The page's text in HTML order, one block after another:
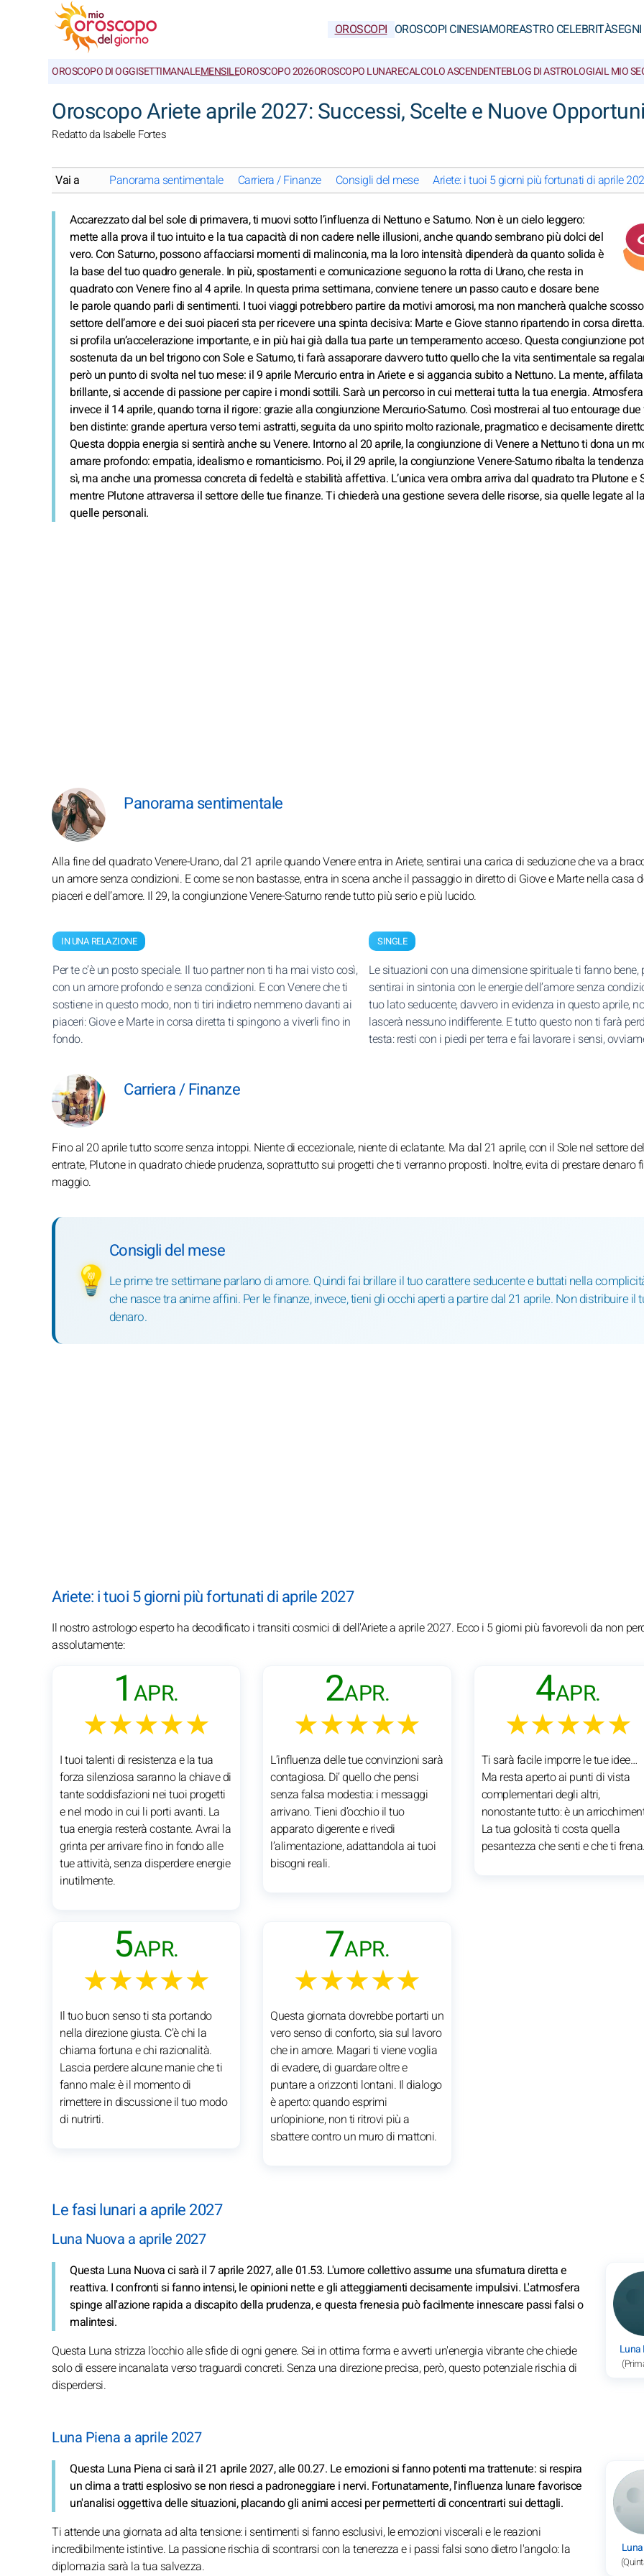
OROSCOPI OROSCOPI CINESIAMOREASTRO CELEBRITÀ
OROSCOPO DI OGGISETTIMANALEMENSILEOROSCOPO 2026OROSCOPO LUNARECALCOLO ASCENDENTEBLOG DI ASTROLOGIAIL MIO
Oroscopo Ariete aprile 2027: Successi, Scelte e Nuove
Redatto da Isabelle Fortes
Vai a Panorama sentimentale Carriera / Finanze Consigli del mese Ariete: i tuoi 5 giorni più fortunati di aprile
Accarezzato dal bel sole di primavera, ti muovi sotto l’influenza di Nettuno e Saturno. Non è un cielo leggero:
mette alla prova il tuo intuito e la tua capacità di non cadere nelle illusioni, anche quando sembrano più dolci del
vero. Con Saturno, possono affacciarsi momenti di malinconia, ma la loro intensità dipenderà da quanto solida è
la base del tuo quadro generale. In più, spostamenti e comunicazione seguono la rotta di Urano, che resta in
quadrato con Venere fino al 4 aprile. In questa prima settimana, conviene tenere un passo cauto e dosare bene
le parole quando parli di sentimenti. I tuoi viaggi potrebbero partire da motivi amorosi, ma non mancherà qualche
settore dell’amore e dei suoi piaceri sta per ricevere una spinta decisiva: Marte e Giove stanno ripartendo in corsa
si profila un’accelerazione importante, e in più hai già dalla tua parte un temperamento acceso. Questa congiunzione
sostenuta da un bel trigono con Sole e Saturno, ti farà assaporare davvero tutto quello che la vita sentimentale sa
però un punto di svolta nel tuo mese: il 9 aprile Mercurio entra in Ariete e si aggancia subito a Nettuno. La mente,
brillante, si accende di passione per capire i mondi sottili. Sarà un percorso in cui metterai tutta la tua energia.
invece il 14 aprile, quando torna il rigore: grazie alla congiunzione Mercurio-Saturno. Così mostrerai al tuo entourage
ben distinte: grande apertura verso temi astratti, seguita da uno spirito molto razionale, pragmatico e decisamente
Questa doppia energia si sentirà anche su Venere. Intorno al 20 aprile, la congiunzione di Venere a Nettuno ti dona un
amare profondo: empatia, idealismo e romanticismo. Poi, il 29 aprile, la congiunzione Venere-Saturno ribalta la
sì, ma anche una promessa concreta di fedeltà e stabilità affettiva. L’unica vera ombra arriva dal quadrato tra Plutone e
mentre Plutone attraversa il settore delle tue finanze. Ti chiederà una gestione severa delle risorse, sia quelle legate al
quelle personali.
Panorama sentimentale
Alla fine del quadrato Venere-Urano, dal 21 aprile quando Venere entra in Ariete, sentirai una carica di seduzione che va a
un amore senza condizioni. E come se non bastasse, entra in scena anche il passaggio in diretto di Giove e Marte nella casa
piaceri e dell’amore. Il 29, la congiunzione Venere-Saturno rende tutto più serio e più lucido.
IN UNA RELAZIONE
Per te c’è un posto speciale. Il tuo partner non ti ha mai visto così,
con un amore profondo e senza condizioni. E con Venere che ti
sostiene in questo modo, non ti tiri indietro nemmeno davanti ai
piaceri: Giove e Marte in corsa diretta ti spingono a viverli fino in
fondo.
SINGLE
Le situazioni con una dimensione spirituale ti fanno bene,
sentirai in sintonia con le energie dell’amore senza
tuo lato seducente, davvero in evidenza in questo aprile,
lascerà nessuno indifferente. E tutto questo non ti farà
testa: resti con i piedi per terra e fai lavorare i sensi,
Carriera / Finanze
Fino al 20 aprile tutto scorre senza intoppi. Niente di eccezionale, niente di eclatante. Ma dal 21 aprile, con il Sole nel settore
entrate, Plutone in quadrato chiede prudenza, soprattutto sui progetti che ti verranno proposti. Inoltre, evita di prestare denaro
maggio.
💡
Consigli del mese
Le prime tre settimane parlano di amore. Quindi fai brillare il tuo carattere seducente e buttati nella
che nasce tra anime affini. Per le finanze, invece, tieni gli occhi aperti a partire dal 21 aprile. Non distribuire il
denaro.
Ariete: i tuoi 5 giorni più fortunati di aprile 2027
Il nostro astrologo esperto ha decodificato i transiti cosmici di dell'Ariete a aprile 2027. Ecco i 5 giorni più favorevoli da non
assolutamente:
1 APR.
★★★★★
I tuoi talenti di resistenza e la tua
forza silenziosa saranno la chiave di
tante soddisfazioni nei tuoi progetti
e nel modo in cui li porti avanti. La
tua energia resterà costante. Avrai la
grinta per arrivare fino in fondo alle
tue attività, senza disperdere energie
inutilmente.
2APR.
★★★★★
L’influenza delle tue convinzioni sarà
contagiosa. Di’ quello che pensi
senza falsa modestia: i messaggi
arrivano. Tieni d’occhio il tuo
apparato digerente e rivedi
l’alimentazione, adattandola ai tuoi
bisogni reali.
4APR.
★★★★★
Ti sarà facile imporre le tue idee…
Ma resta aperto ai punti di vista
complementari degli altri,
nonostante tutto: è un
La tua golosità ti costa quella
pesantezza che senti e che ti
5APR.
★★★★★
Il tuo buon senso ti sta portando
nella direzione giusta. C’è chi la
chiama fortuna e chi razionalità.
Lascia perdere alcune manie che ti
fanno male: è il momento di
rimettere in discussione il tuo modo
di nutrirti.
7APR.
★★★★★
Questa giornata dovrebbe portarti un
vero senso di conforto, sia sul lavoro
che in amore. Magari ti viene voglia
di evadere, di guardare oltre e
puntare a orizzonti lontani. Il dialogo
è aperto: quando esprimi
un’opinione, non ti ritrovi più a
sbattere contro un muro di mattoni.
Le fasi lunari a aprile 2027
Luna Nuova a aprile 2027
Luna
Questa Luna Nuova ci sarà il 7 aprile 2027, alle 01.53. L'umore collettivo assume una sfumatura diretta e
reattiva. I confronti si fanno intensi, le opinioni nette e gli atteggiamenti decisamente impulsivi. L'atmosfera
spinge all'azione rapida a discapito della prudenza, e questa frenesia può facilmente innescare passi falsi o
malintesi.
Questa Luna strizza l'occhio alle sfide di ogni genere. Sei in ottima forma e avverti un'energia vibrante che chiede
solo di essere incanalata verso traguardi concreti. Senza una direzione precisa, però, questo potenziale rischia di
disperdersi.
Luna Piena a aprile 2027
Questa Luna Piena ci sarà il 21 aprile 2027, alle 00.27. Le emozioni si fanno potenti ma trattenute: si respira
un clima a tratti esplosivo se non riesci a padroneggiare i nervi. Fortunatamente, l'influenza lunare favorisce
un'analisi oggettiva delle situazioni, placando gli animi accesi per permetterti di concentrarti sui dettagli.
Ti attende una giornata ad alta tensione: i sentimenti si fanno esclusivi, le emozioni viscerali e le reazioni
incredibilmente istintive. La passione rischia di scontrarsi con la tenerezza e i passi falsi sono dietro l'angolo: la
diplomazia sarà la tua salvezza.